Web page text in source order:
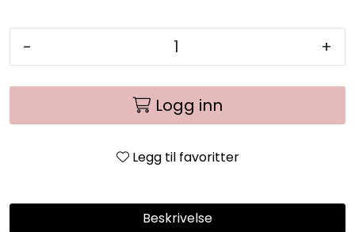
- +
Logg inn
Legg til favoritter
Beskrivelse